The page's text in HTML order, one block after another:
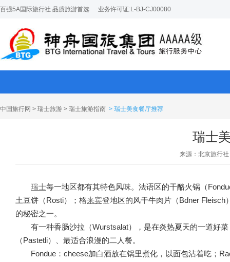
百强5A国际旅行社 品质旅游首选 业务许可证:L-BJ-CJ00080
中国旅行网 > 瑞士旅游 > 瑞士旅游指南 > 瑞士美食餐厅推荐
瑞士
来源：北京旅行社
瑞士每一地区都有其特色风味。法语区的干酪火锅（
土豆饼（Rosti）；格来宾登地区的风干牛肉片（Bdner Fleisch
的秘密之一。
有一种香肠沙拉（Wurstsalat），是在炎热夏天的一道好
（Pastetli）、最适合浪漫的二人餐。
Fondue：cheese加白酒放在锅里煮化，以面包沾着吃；